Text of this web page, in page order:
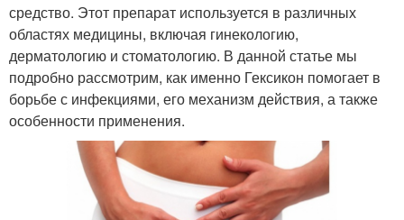
средство. Этот препарат используется в различных
областях медицины, включая гинекологию,
дерматологию и стоматологию. В данной статье мы
подробно рассмотрим, как именно Гексикон помогает в
борьбе с инфекциями, его механизм действия, а также
особенности применения.